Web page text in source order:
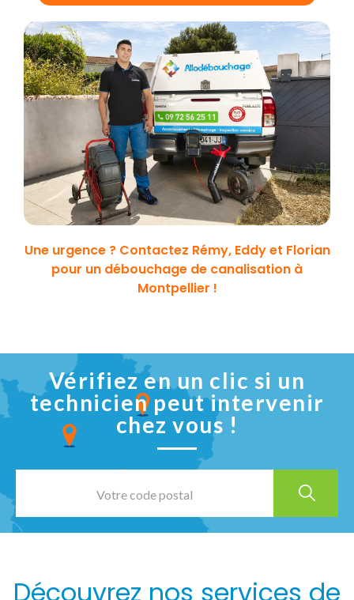
Une urgence ? Contactez Rémy, Eddy et Florian
pour un débouchage de canalisation à
Montpellier !
Vérifiez en un clic si un
technicien peut intervenir
chez vous !
Découvrez nos services de